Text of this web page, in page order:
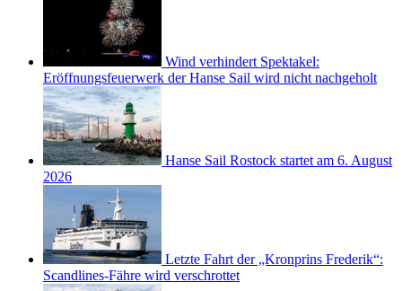
Wind verhindert Spektakel:
Eröffnungsfeuerwerk der Hanse Sail wird nicht nachgeholt
Hanse Sail Rostock startet am 6. August
2026
Letzte Fahrt der „Kronprins Frederik“:
Scandlines-Fähre wird verschrottet